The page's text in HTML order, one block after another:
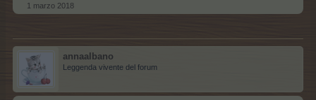
1 marzo 2018
annaalbano
Leggenda vivente del forum